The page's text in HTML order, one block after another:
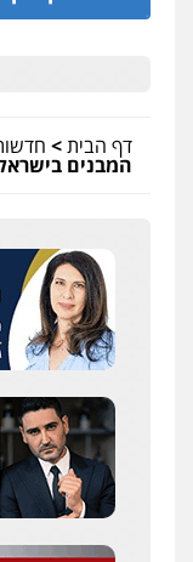
דף הבית>
המבנים